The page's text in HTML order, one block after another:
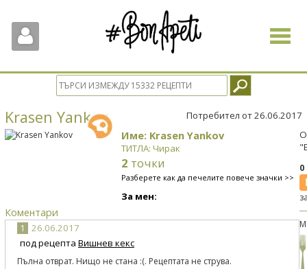
Toggle
Krasen Yankov Потребител от 26.06.2017
Име: Krasen Yankov
ТИТЛА: Чирак
2 точки
Разберете как да печелите повече значки >>
За мен:
Коментари
1
26.06.2017
под рецепта Вишнев кекс
Пълна отврат. Нищо не стана :(. Рецептата не струва.